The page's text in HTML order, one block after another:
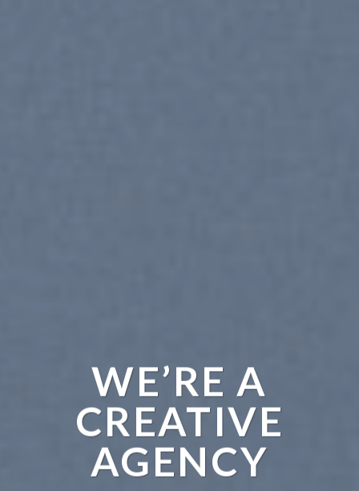
WE’RE A
CREATIVE
AGENCY